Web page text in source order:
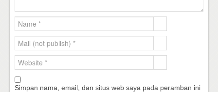
Simpan nama, email, dan situs web saya pada peramban ini